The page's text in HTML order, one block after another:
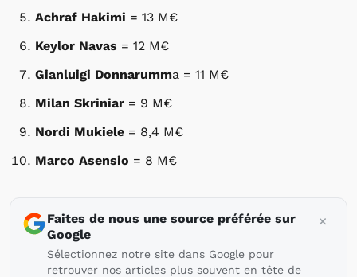
Achraf Hakimi = 13 M€
Keylor Navas = 12 M€
Gianluigi Donnarumma = 11 M€
Milan Skriniar = 9 M€
Nordi Mukiele = 8,4 M€
Marco Asensio = 8 M€
Faites de nous une source préférée sur
Google
Sélectionnez notre site dans Google pour
retrouver nos articles plus souvent en tête de